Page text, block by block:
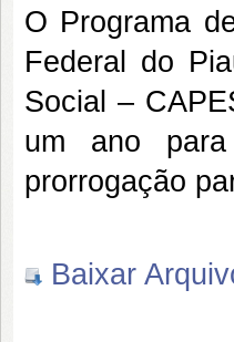
O Programa
Federal do
Social –
um ano
prorrogação
Baixar